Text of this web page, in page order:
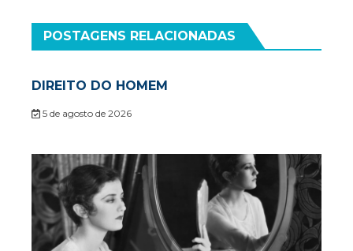
POSTAGENS RELACIONADAS
DIREITO DO HOMEM
5 de agosto de 2026